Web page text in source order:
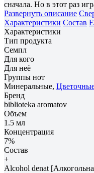
сначала. Но в этот раз
Развернуть описание
Характеристики Состав
Характеристики
Тип продукта
Семпл
Для кого
Для неё
Группы нот
Минеральные,
Бренд
biblioteka aromatov
Объем
1.5 мл
Концентрация
7%
Состав
+
Alcohol denat